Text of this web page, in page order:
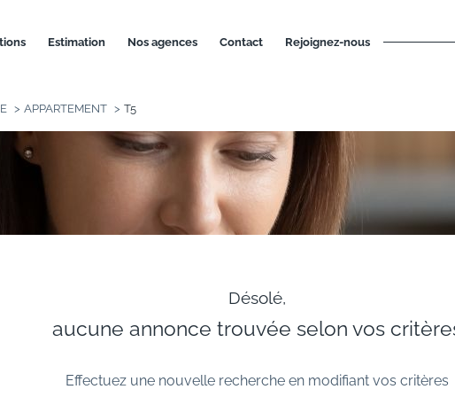
estimation nos agences contact rejoignez-nous
APPARTEMENT T5
Désolé,
aucune annonce trouvée selon vos
Effectuez une nouvelle recherche en modifiant vos critères